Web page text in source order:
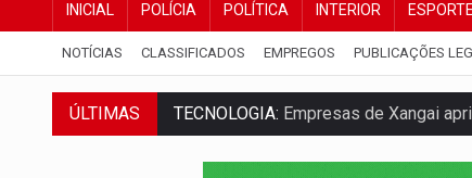
INICIAL POLÍCIA POLÍTICA INTERIOR
NOTÍCIAS CLASSIFICADOS EMPREGOS PUBLICAÇÕES
ÚLTIMAS
TECNOLOGIA:Empresas de Xangai
PROTEGE A TERRA:China descobre